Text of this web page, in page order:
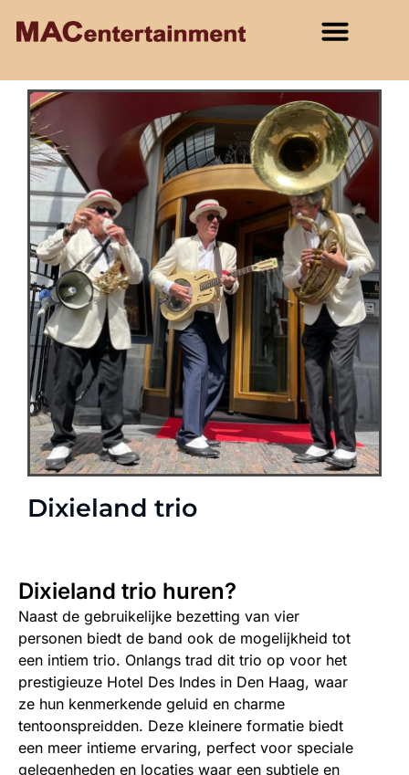
Dixieland trio​
Dixieland trio​ huren?
Naast de gebruikelijke bezetting van vier
personen biedt de band ook de mogelijkheid tot
een intiem trio. Onlangs trad dit trio op voor het
prestigieuze Hotel Des Indes in Den Haag, waar
ze hun kenmerkende geluid en charme
tentoonspreidden. Deze kleinere formatie biedt
een meer intieme ervaring, perfect voor speciale
gelegenheden en locaties waar een subtiele en